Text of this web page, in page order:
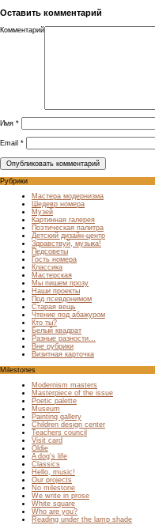
Оставить комментарий
Комментарий
Имя *
Email *
Рубрики
Мастера модернизма
Шедевр номера
Музей
Картинная галерея
Поэтическая палитра
Детский дизайн-центр
Здравствуй, музыка!
Педсоветы
Гость номера
Классика
Мастерская
Мы пишем прозу
Наши проекты
Под псевдонимом
Старая вещь
Чтение под абажуром
Кто ты?
Белый квадрат
Разные разности…
Вне рубрики
Визитная карточка
Milestones
Modernism masters
Masterpiece of the issue
Poetic palette
Museum
Painting gallery
Children design center
Teachers council
Visit card
Oldie
A dog’s life
Classics
Hello, music!
Our projects
No milestone
We write in prose
White square
Who are you?
Reading under the lamp shade